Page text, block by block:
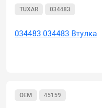
TUXAR 034483
034483 034483 Втулка
OEM 45159